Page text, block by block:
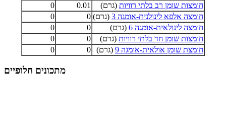
חומצות שומן רב בלתי רוויות (גרם) 0.01
0
חומצה אלפא לינולנית-אומגה 3
(גרם) 0
0
חומצה לינולאית-אומגה 6
(גרם) 0
0
חומצות שומן חד בלתי רוויות (גרם) 0
0
חומצת שומן אולאית-אומגה 9
(גרם) 0
0
מתכונים חלופיים